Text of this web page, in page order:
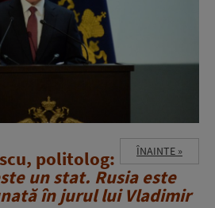
ÎNAINTE »
politolog:
un stat. Rusia este
în jurul lui Vladimir